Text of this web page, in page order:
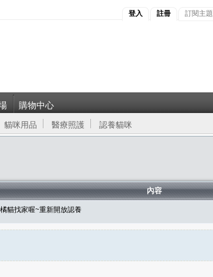
登入 註冊 訂閱主題
購物中心
貓咪用品 醫療照護 認養貓咪
內容
貓找家喔~重新開放認養